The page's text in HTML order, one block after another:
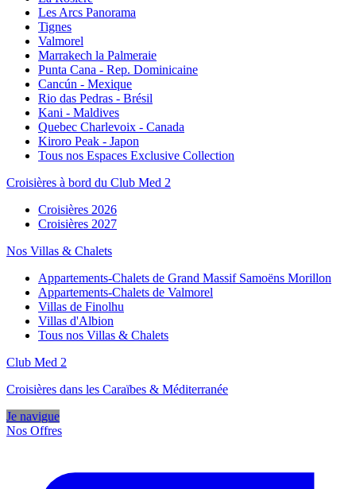
Les Arcs Panorama
Tignes
Valmorel
Marrakech la Palmeraie
Punta Cana - Rep. Dominicaine
Cancún - Mexique
Rio das Pedras - Brésil
Kani - Maldives
Quebec Charlevoix - Canada
Kiroro Peak - Japon
Tous nos Espaces Exclusive Collection
Croisières à bord du Club Med 2
Croisières 2026
Croisières 2027
Nos Villas & Chalets
Appartements-Chalets de Grand Massif Samoëns Morillon
Appartements-Chalets de Valmorel
Villas de Finolhu
Villas d'Albion
Tous nos Villas & Chalets
Club Med 2
Croisières dans les Caraïbes & Méditerranée
Je navigue
Nos Offres